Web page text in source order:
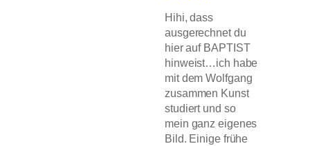
Hihi, dass
ausgerechnet du
hier auf BAPTIST
hinweist…ich habe
mit dem Wolfgang
zusammen Kunst
studiert und so
mein ganz eigenes
Bild. Einige frühe